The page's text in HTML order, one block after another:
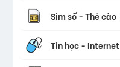
Sim số - Thẻ cào
Tin học - Internet